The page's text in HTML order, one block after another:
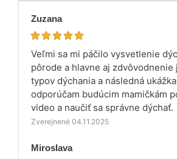
Zuzana
Veľmi sa mi páčilo vysvetlenie
pôrode a hlavne aj
typov dýchania a následná
odporúčam budúcim mamičkám
video a naučiť sa správne dýchať.
Zverejnené 04.11.2025
Miroslava